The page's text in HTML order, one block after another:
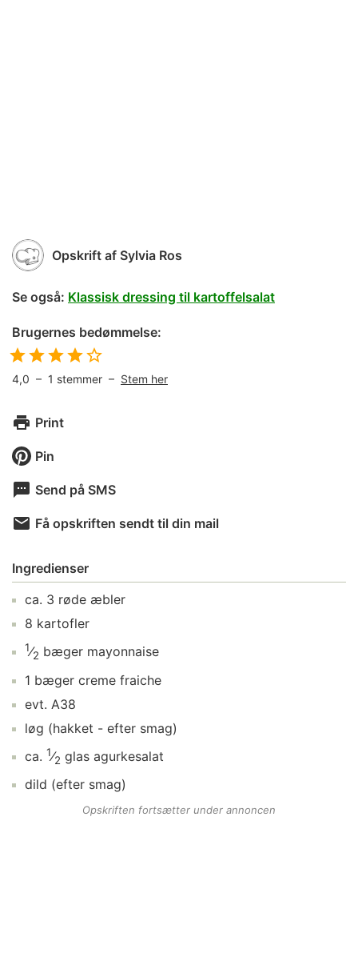
Opskrift af Sylvia Ros
Se også: Klassisk dressing til kartoffelsalat
Brugernes bedømmelse:
4,0 – 1 stemmer – Stem her
Print
Pin
Send på SMS
Få opskriften sendt til din mail
Ingredienser
ca. 3 røde æbler
8 kartofler
1⁄2 bæger mayonnaise
1 bæger creme fraiche
evt. A38
løg (hakket - efter smag)
ca. 1⁄2 glas agurkesalat
dild (efter smag)
Opskriften fortsætter under annoncen